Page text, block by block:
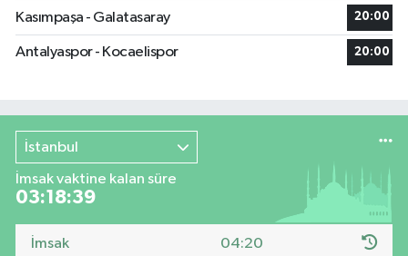
Kasımpaşa - Galatasaray 20:00
Antalyaspor - Kocaelispor 20:00
İstanbul
İmsak vaktine kalan süre
03:18:38
İmsak 04:20